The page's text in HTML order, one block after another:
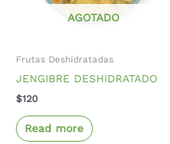
AGOTADO
Frutas Deshidratadas
JENGIBRE DESHIDRATADO
$120
Read more